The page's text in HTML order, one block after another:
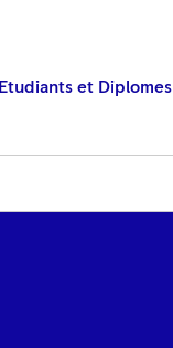
Etudiants et Diplomes